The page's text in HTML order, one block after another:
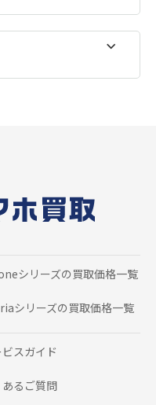
シリーズの買取価格一覧
シリーズの買取価格一覧
スガイド
あるご質問